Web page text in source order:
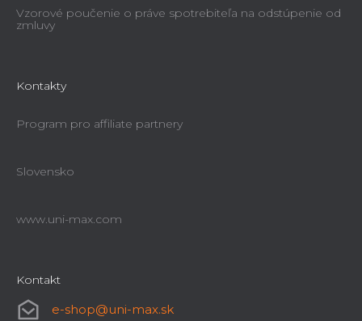
Vzorové poučenie o práve spotrebiteľa na odstúpenie od
zmluvy
Kontakty
Program pro affiliate partnery
Slovensko
www.uni-max.com
Kontakt
e-shop@uni-max.sk